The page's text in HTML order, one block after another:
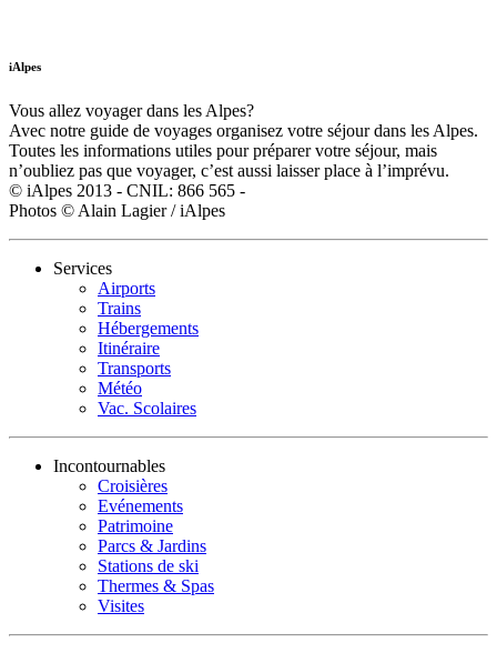
iAlpes
Vous allez voyager dans les Alpes?
Avec notre guide de voyages organisez votre séjour dans les Alpes.
Toutes les informations utiles pour préparer votre séjour, mais
n’oubliez pas que voyager, c’est aussi laisser place à l’imprévu.
© iAlpes 2013 - CNIL: 866 565 -
Photos © Alain Lagier / iAlpes
Services
Airports
Trains
Hébergements
Itinéraire
Transports
Météo
Vac. Scolaires
Incontournables
Croisières
Evénements
Patrimoine
Parcs & Jardins
Stations de ski
Thermes & Spas
Visites